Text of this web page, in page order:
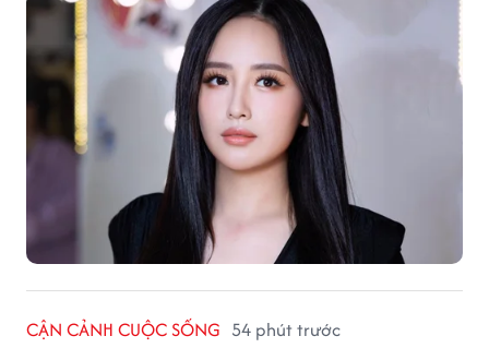
CẬN CẢNH CUỘC SỐNG 54 phút trước